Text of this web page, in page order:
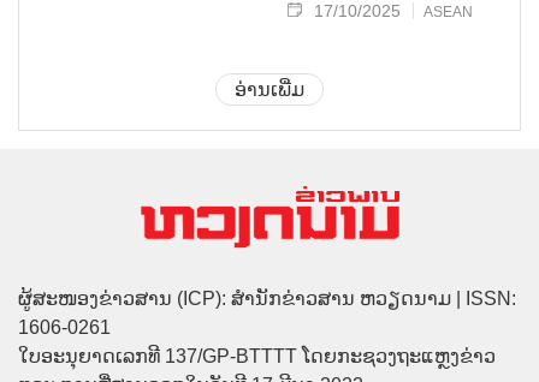
17/10/2025 ASEAN
ອ່ານເພີ່ມ
ຜູ້ສະໜອງຂ່າວສານ (ICP): ສຳນັກຂ່າວສານ ຫວຽດນາມ | ISSN:
1606-0261
ໃບອະນຸຍາດເລກທີ 137/GP-BTTTT ໂດຍກະຊວງຖະແຫຼງຂ່າວ